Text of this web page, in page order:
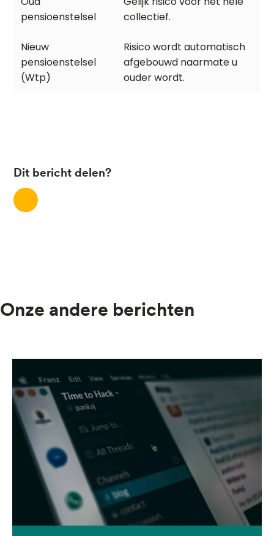
collectief.
Risico wordt automatisch
afgebouwd naarmate u
ouder wordt.
Dit bericht delen?
Onze andere berichten